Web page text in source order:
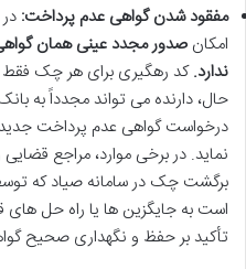
مفقود شدن گواهی عدم پرداخت:
امکان صدور مجدد عینی همان
ندارد.کد رهگیری برای هر چک فقط
حال، دارنده می تواند مجدداً به
درخواست گواهی عدم پرداخت
نماید. در برخی موارد، مراجع
برگشت چک در سامانه صیاد که
است به جایگزین ها یا راه حل های
تأکید بر حفظ و نگهداری صحیح